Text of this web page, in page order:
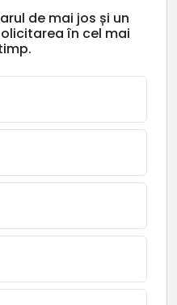
de mai jos și un
în cel mai